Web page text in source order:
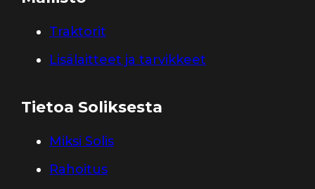
Traktorit
Lisälaitteet ja tarvikkeet
Tietoa Soliksesta
Miksi Solis
Rahoitus